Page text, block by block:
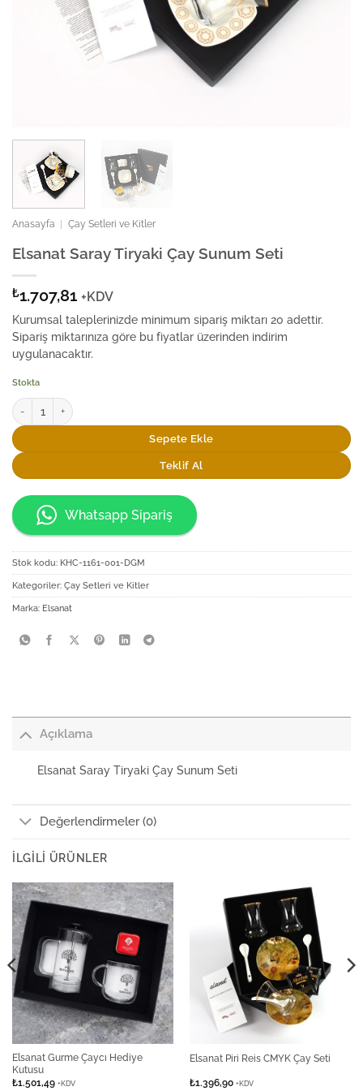
Anasayfa Çay Setleri ve Kitler
Elsanat Saray Tiryaki Çay Sunum Seti
₺1.707,81 +KDV
Kurumsal taleplerinizde minimum sipariş miktarı 20 adettir.
Sipariş miktarınıza göre bu fiyatlar üzerinden indirim
uygulanacaktır.
Stokta
Elsanat Saray Tiryaki Çay Sunum Seti adet
Sepete Ekle
Teklif Al
Whatsapp Sipariş
Stok kodu: KHC-1161-001-DGM
Kategoriler: Çay Setleri ve Kitler
Marka: Elsanat
Açıklama
Elsanat Saray Tiryaki Çay Sunum Seti
Değerlendirmeler (0)
İLGILI ÜRÜNLER
Elsanat Gurme Çaycı Hediye
Kutusu
₺1.501,49 +KDV
Elsanat Piri Reis CMYK Çay Seti
₺1.396,90 +KDV